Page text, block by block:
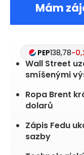
Mám
PEP138,78-
Wall Street
smíšenými
Ropa Brent
dolarů
Zápis Fedu
sazby